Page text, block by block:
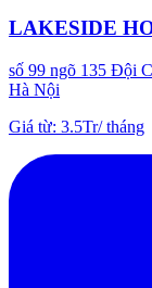
LAKESIDE
số 99 ngõ 135 Đội
Hà Nội
Giá từ: 3.5Tr/tháng